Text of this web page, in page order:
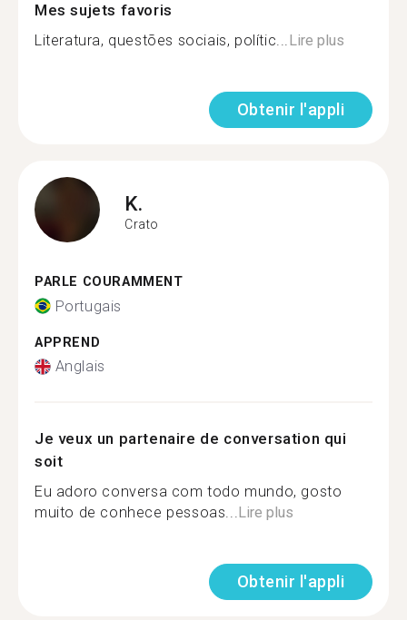
Mes sujets favoris
Literatura, questões sociais, polític...Lire plus
Obtenir l'appli
K.
Crato
PARLE COURAMMENT
Portugais
APPREND
Anglais
Je veux un partenaire de conversation qui
soit
Eu adoro conversa com todo mundo, gosto
muito de conhece pessoas...Lire plus
Obtenir l'appli